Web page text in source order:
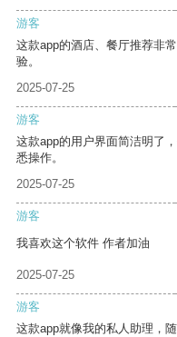
游客
这款app的酒店、餐厅推荐非
验。
2025-07-25
游客
这款app的用户界面简洁明了
悉操作。
2025-07-25
游客
我喜欢这个软件 作者加油
2025-07-25
游客
这款app就像我的私人助理，